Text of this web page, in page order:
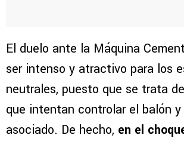
El duelo ante la Máquina
ser intenso y atractivo para los
neutrales, puesto que se trata
que intentan controlar el balón y
asociado. De hecho, en el